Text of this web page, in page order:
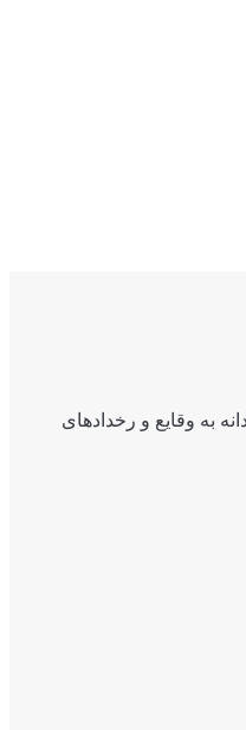
به وقایع و رخدادهای